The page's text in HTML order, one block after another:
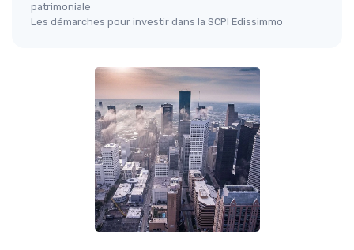
patrimoniale
Les démarches pour investir dans la SCPI Edissimmo